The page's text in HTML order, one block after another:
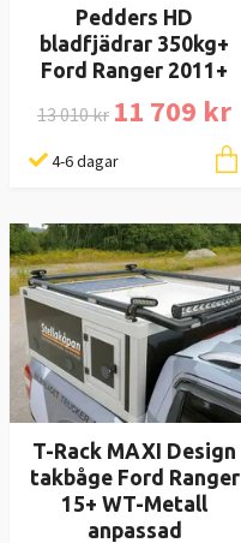
Pedders HD
bladfjädrar 350kg+
Ford Ranger 2011+
13 010 kr 11 709 kr
4-6 dagar
T-Rack MAXI Design
takbåge Ford Ranger
15+ WT-Metall
anpassad